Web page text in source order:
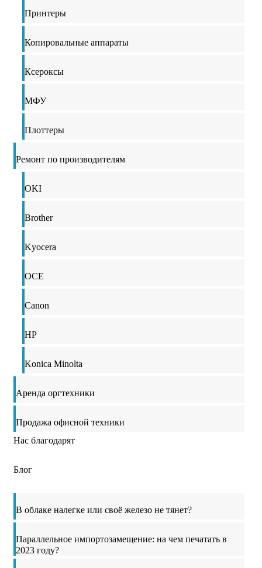
Принтеры
Копировальные аппараты
Ксероксы
МФУ
Плоттеры
Ремонт по производителям
OKI
Brother
Kyocera
OCE
Canon
HP
Konica Minolta
Аренда оргтехники
Продажа офисной техники
Нас благодарят
Блог
В облаке налегке или своё железо не тянет?
Параллельное импортозамещение: на чем печатать в
2023 году?